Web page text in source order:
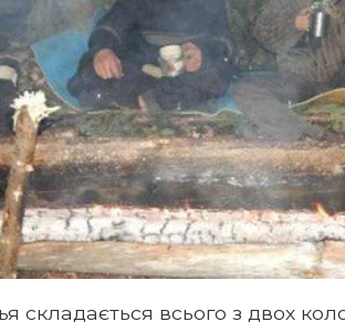
складається всього з двох